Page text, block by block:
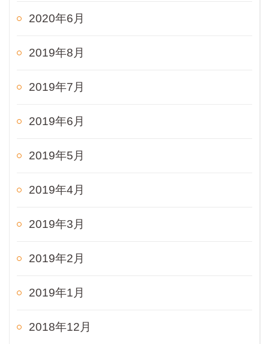
2020年6月
2019年8月
2019年7月
2019年6月
2019年5月
2019年4月
2019年3月
2019年2月
2019年1月
2018年12月